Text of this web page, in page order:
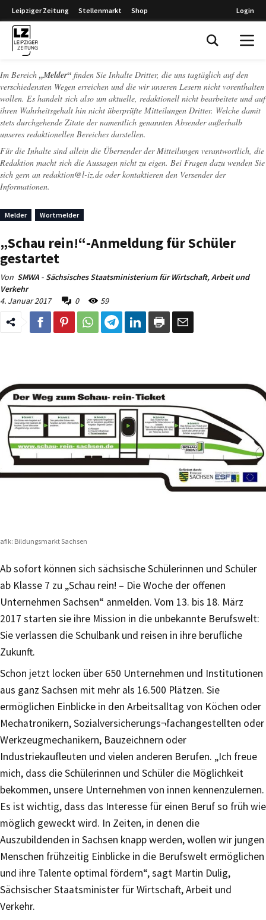
Leipziger Zeitung Stellenmarkt Shop Login
Im Bereich „Melder“ finden Sie Inhalte Dritter, die uns tagtäglich auf den
verschiedensten Wegen erreichen und die wir unseren Lesern nicht vorenthalten
wollen. Es handelt sich also um aktuelle, redaktionell nicht bearbeitete und auf
ihren Wahrheitsgehalt hin nicht überprüfte Mitteilungen Dritter. Welche damit
stets durchgehende Zitate der namentlich genannten Absender außerhalb
unseres redaktionellen Bereiches darstellen.
Für die Inhalte sind allein die Übersender der Mitteilungen verantwortlich, die
Redaktion macht sich die Aussagen nicht zu eigen. Bei Fragen dazu wenden Sie
sich gern an redaktion@l-iz.de oder kontaktieren den Versender der
Informationen.
Melder Wortmelder
„Schau rein!“-Anmeldung für Schüler
gestartet
Von SMWA - Sächsisches Staatsministerium für Wirtschaft, Arbeit und
Verkehr
4. Januar 2017
0 59
Bildungsmarkt Sachsen
Ab sofort können sich sächsische Schülerinnen und Schüler
ab Klasse 7 zu „Schau rein! – Die Woche der offenen
Unternehmen Sachsen“ anmelden. Vom 13. bis 18. März
2017 starten sie ihre Mission in die unbekannte Berufswelt:
Sie verlassen die Schulbank und reisen in ihre berufliche
Zukunft.
Schon jetzt locken über 650 Unternehmen und Institutionen
aus ganz Sachsen mit mehr als 16.500 Plätzen. Sie
ermöglichen Einblicke in den Arbeitsalltag von Köchen oder
Mechatronikern, Sozialversicherungs¬fachangestellten oder
Werkzeugmechanikern, Bauzeichnern oder
Industriekaufleuten und vielen anderen Berufen. „Ich freue
mich, dass die Schülerinnen und Schüler die Möglichkeit
bekommen, unsere Unternehmen von innen kennenzulernen.
Es ist wichtig, dass das Interesse für einen Beruf so früh wie
möglich geweckt wird. In Zeiten, in denen die
Auszubildenden in Sachsen knapp werden, wollen wir jungen
Menschen frühzeitig Einblicke in die Berufswelt ermöglichen
und ihre Talente optimal fördern“, sagt Martin Dulig,
Sächsischer Staatsminister für Wirtschaft, Arbeit und
Verkehr.